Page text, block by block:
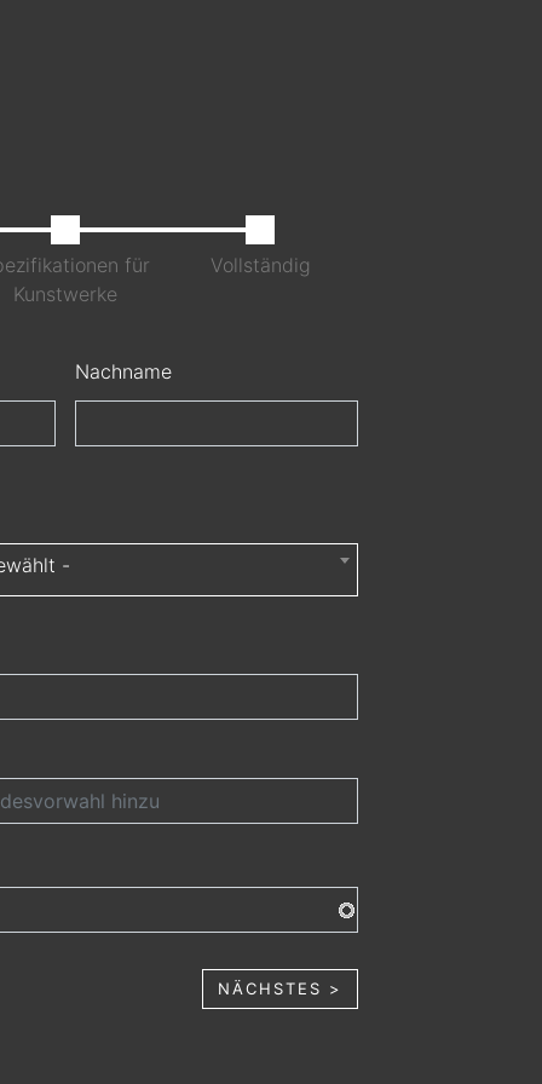
für
Kunstwerke
Vollständig
Nachname
-
NÄCHSTES >